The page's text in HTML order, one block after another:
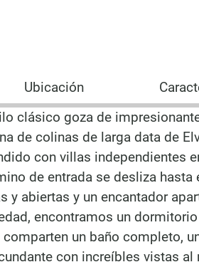
Ubicación
clásico goza de
de colinas de larga data de
con villas independientes
de entrada se desliza
y abiertas y un encantador
encontramos un
un baño completo,
con increíbles vistas